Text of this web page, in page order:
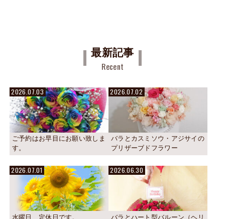
最新記事
Recent
2026.07.03
ご予約はお早目にお願い致しま
す。
2026.07.02
バラとカスミソウ・アジサイの
プリザーブドフラワー
2026.07.01
水曜日 定休日です。
2026.06.30
バラとハート型バルーン（ヘリ